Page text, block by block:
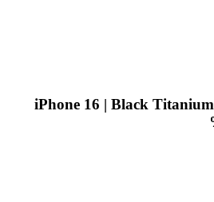
📱 iPhone 16 | Black